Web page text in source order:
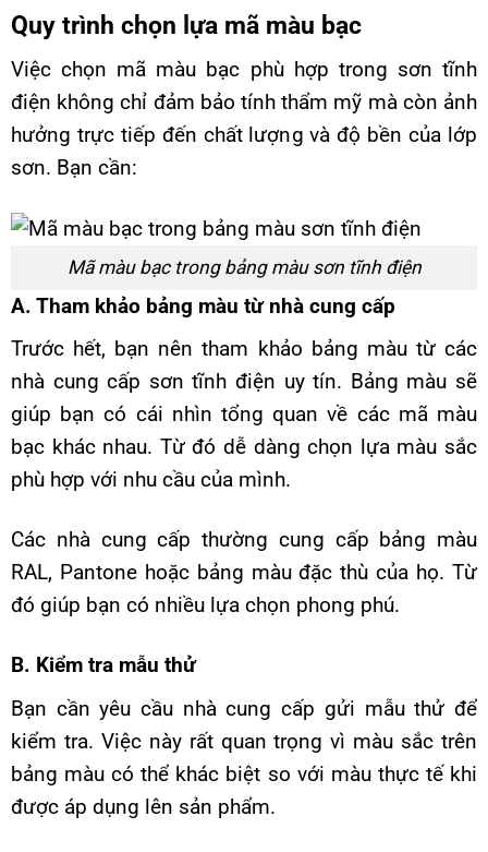
Quy trình chọn lựa mã màu bạc
Việc chọn mã màu bạc phù hợp trong sơn tĩnh
điện không chỉ đảm bảo tính thẩm mỹ mà còn ảnh
hưởng trực tiếp đến chất lượng và độ bền của lớp
sơn. Bạn cần:
Mã màu bạc trong bảng màu sơn tĩnh điện
A. Tham khảo bảng màu từ nhà cung cấp
Trước hết, bạn nên tham khảo bảng màu từ các
nhà cung cấp sơn tĩnh điện uy tín. Bảng màu sẽ
giúp bạn có cái nhìn tổng quan về các mã màu
bạc khác nhau. Từ đó dễ dàng chọn lựa màu sắc
phù hợp với nhu cầu của mình.
Các nhà cung cấp thường cung cấp bảng màu
RAL, Pantone hoặc bảng màu đặc thù của họ. Từ
đó giúp bạn có nhiều lựa chọn phong phú.
B. Kiểm tra mẫu thử
Bạn cần yêu cầu nhà cung cấp gửi mẫu thử để
kiểm tra. Việc này rất quan trọng vì màu sắc trên
bảng màu có thể khác biệt so với màu thực tế khi
được áp dụng lên sản phẩm.